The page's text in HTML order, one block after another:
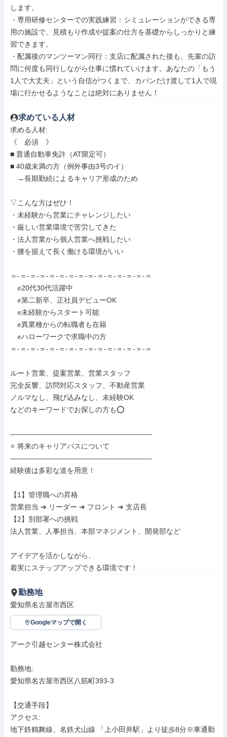
します。
・専用研修センターでの実践練習：シミュレーションができる専
用の施設で、見積もり作成や提案の仕方を基礎からしっかりと練
習できます。
・配属後のマンツーマン同行：支店に配属された後も、先輩の訪
問に何度も同行しながら仕事に慣れていけます。あなたの「もう
1人で大丈夫」という自信がつくまで、カバンだけ渡して1人で現
場に行かせるようなことは絶対にありません！
求めている人材
求める人材:
《　必須　》
■ 普通自動車免許（AT限定可）
■ 40歳未満の方（例外事由3号のイ）
→長期勤続によるキャリア形成のため
▽こんな方はぜひ！
・未経験から営業にチャレンジしたい
・厳しい営業環境で苦労してきた
・法人営業から個人営業へ挑戦したい
・腰を据えて長く働ける環境がいい
＝-＝-＝-＝-＝-＝-＝-＝-＝-＝-＝-＝-＝-＝-＝
✊️20代30代活躍中
✊️第二新卒、正社員デビューOK
✊️未経験からスタート可能
✊️異業種からの転職者も在籍
✊️ハローワークで求職中の方
＝-＝-＝-＝-＝-＝-＝-＝-＝-＝-＝-＝-＝-＝-＝
ルート営業、提案営業、営業スタッフ
完全反響、訪問対応スタッフ、不動産営業
ノルマなし、飛び込みなし、未経験OK
などのキーワードでお探しの方も⭕️
――――――――――――――――――――
⭐ 将来のキャリアパスについて
――――――――――――――――――――
経験後は多彩な道を用意！
【1】管理職への昇格
営業担当 ➔ リーダー ➔ フロント ➔ 支店長
【2】別部署への挑戦
法人営業、人事担当、本部マネジメント、開発部など
アイデアを活かしながら、
着実にステップアップできる環境です！
勤務地
愛知県名古屋市西区
Googleマップで開く
アーク引越センター株式会社
勤務地:
愛知県名古屋市西区八筋町393-3
【交通手段】
アクセス:
地下鉄鶴舞線、名鉄犬山線 「上小田井駅」より徒歩8分※車通勤